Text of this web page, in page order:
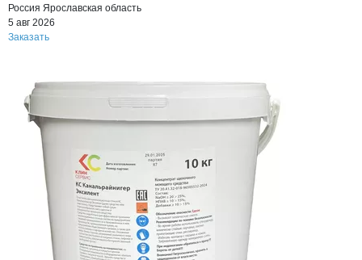
Россия Ярославская область
5 авг 2026
Заказать